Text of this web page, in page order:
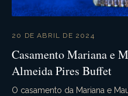
20 DE ABRIL DE 2024
Casamento Mariana e
Almeida Pires Buffet
O casamento da Mariana e